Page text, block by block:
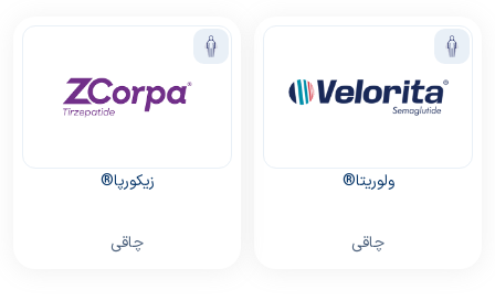
ولوریتا®
چاقی
زیکورپا®
چاقی